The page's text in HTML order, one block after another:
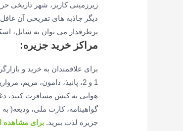
زیرزمینی کاریز، شهر تاریخی
دیگر جاذبه های تفریحی آن
پرطرفدار می توان به شاتل،
مراکز خرید جزیره:
برای علاقمندان به خرید و
1 و 2، پانیذ، دامون،
هوایی به کیش مسافرت کنید،
گواهینامه، کارت ملی، ودیعه(
جزیره لذت ببرید.برای مشاهده